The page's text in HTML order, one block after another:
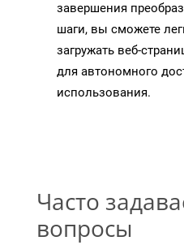
завершения
шаги, вы сможете
загружать веб-
для автономного
использования.
Часто
вопросы